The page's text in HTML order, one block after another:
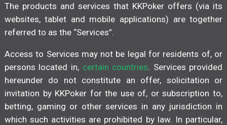
The products and services that KKPoker offers (via its
websites, tablet and mobile applications) are together
referred to as the “Services”.
Access to Services may not be legal for residents of, or
persons located in, certain countries . Services provided
hereunder do not constitute an offer, solicitation or
invitation by KKPoker for the use of, or subscription to,
betting, gaming or other services in any jurisdiction in
which such activities are prohibited by law. In particular,